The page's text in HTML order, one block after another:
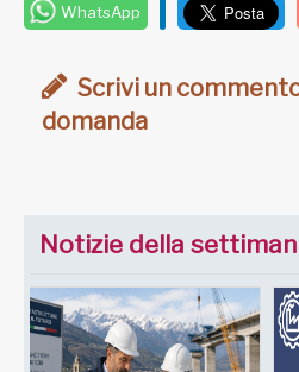
WhatsApp
Scrivi un
domanda
Notizie della